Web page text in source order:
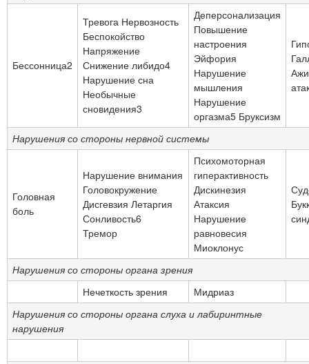
Бессонница2
Тревога Нервозность
Беспокойство
Напряжение
Снижение либидо4
Нарушение сна
Необычные
сновидения3
Деперсонализация
Повышение
настроения
Эйфория
Нарушение
мышления
Нарушение
оргазма5 Бруксизм
Нарушения со стороны нервной системы
Головная
боль
Нарушение внимания
Головокружение
Дисгевзия Летаргия
Сонливость6
Тремор
Психомоторная
гиперактивность
Дискинезия
Атаксия
Нарушение
равновесия
Миоклонус
Нарушения со стороны органа зрения
Нечеткость зрения
Мидриаз
Нарушения со стороны органа слуха и лабиринтные
нарушения